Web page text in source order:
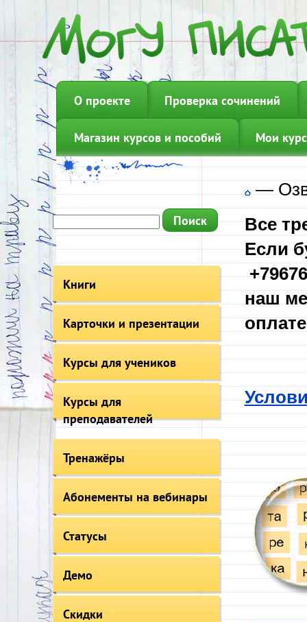
О проекте Проверка сочинений
Магазин курсов и пособий Мои
Книги
Карточки и презентации
Курсы для учеников
Курсы для
преподавателей
Тренажёры
Абонементы на вебинары
Статусы
Демо
Скидки
—
Все
Если
наш